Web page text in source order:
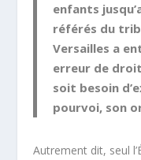
enfants
référés du
Versailles a
erreur de droit
soit besoin
pourvoi, son
Autrement dit, seul